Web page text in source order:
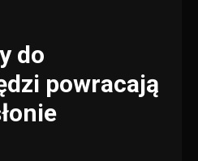
do
powracają